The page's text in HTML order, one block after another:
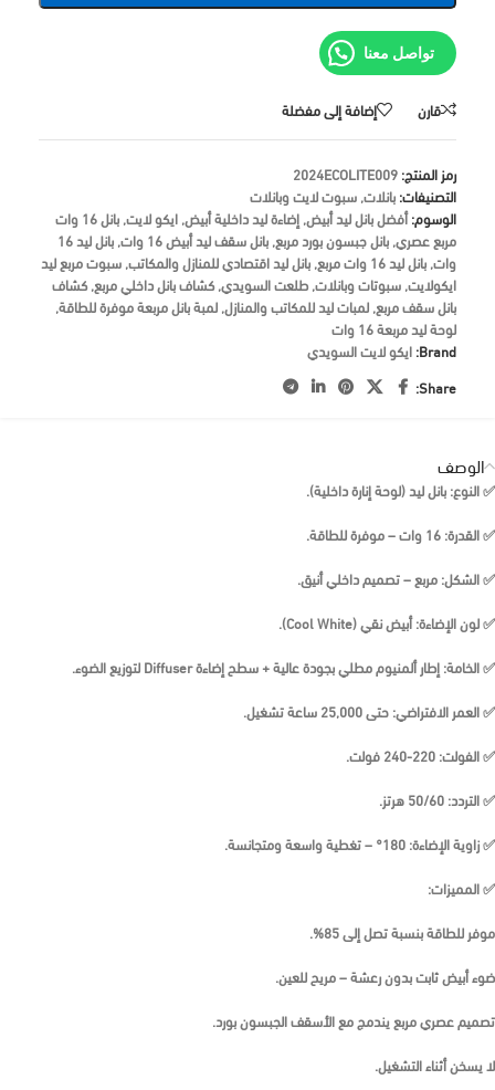
تواصل معنا
قارن إضافة إلى مفضلة
رمز المنتج:2024ECOLITE009
التصنيفات:بانلات,سبوت لايت وبانلات
الوسوم:أفضل بانل ليد أبيض,إضاءة ليد داخلية أبيض,ايكو لايت,
بانل 16 وات
مربع عصري,بانل جبسون بورد مربع,بانل سقف ليد أبيض 16 وات ,
بانل ليد 16
وات,بانل ليد 16 وات مربع ,بانل ليد اقتصادي للمنازل والمكاتب,سبوت مربع ليد
ايكولايت,سبوتات وبانلات,طلعت السويدي,كشاف بانل داخلي مربع,كشاف
بانل سقف مربع,لمبات ليد للمكاتب والمنازل,لمبة بانل مربعة موفرة للطاقة,
لوحة ليد مربعة 16 وات
Brand: ايكو لايت السويدي
Share:
الوصف
✅النوع:بانل ليد (لوحة إنارة داخلية).
✅القدرة:
✅الشكل:مربع – تصميم داخلي أنيق.
✅لون الإضاءة:أبيض نقي (Cool White).
✅الخامة:إطار ألمنيوم مطلي بجودة عالية + سطح إضاءة Diffuser لتوزيع الضوء.
✅العمر الافتراضي:حتى 25,000 ساعة تشغيل.
✅الفولت:
✅التردد:
✅زاوية الإضاءة:
✅المميزات:
موفر للطاقة بنسبة تصل إلى 85%.
ضوء أبيض ثابت بدون رعشة – مريح للعين.
تصميم عصري مربع يندمج مع الأسقف الجبسون بورد.
لا يسخن أثناء التشغيل.